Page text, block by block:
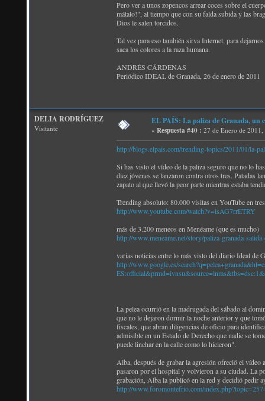
Pero ver a unos zopencos arrear coces sobre el
mátalo!", al tiempo que con su falda subida y las
Dios le salen torcidos.
Tal vez para eso también sirva Internet, para
saca los colores a la raza humana.
ANDRÉS CÁRDENAS
Periódico IDEAL de Granada, 26 de enero de 2011
DELIA RODRÍGUEZ
Visitante
EL PAÍS: La paliza de Granada, un
« Respuesta #40 : 27 de Enero de
http://blogs.elpais.com/trending-topics/2011/01/la-
Si has visto el vídeo de la paliza seguro que no lo
diez jóvenes se lanzaron contra otros tres. Patadas
zapato al que llevó la peor parte mientras estaba
Trending absoluto: 80.000 visitas en YouTube en
http://www.youtube.com/watch?v=isAG7rrETRY
más de 3.200 meneos en Menéame (que es mucho)
http://www.meneame.net/story/paliza-granada-
varias noticias entre lo más visto del diario Ideal de
http://www.google.es/
La pelea ocurrió en la madrugada del sábado al
que no le dejaron dormir la noche anterior y que
fiscales, que abran diligencias de oficio para
admisible en un Estado de Derecho que nadie se
puede linchar en la calle como lo hicieron".
Alba, después de grabar la agresión ofreció el
pasaron por el hospital y volvieron a su ciudad. La
grabación, Alba la publicó en la red y decidió pedir
http://www.foromontefrio.com/